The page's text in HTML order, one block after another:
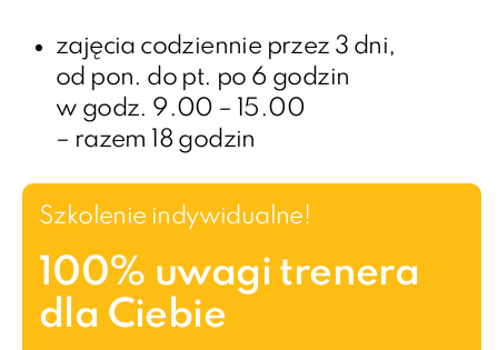
zajęcia codziennie przez 3 dni,
od pon. do pt. po 6 godzin
w godz. 9.00 – 15.00
– razem 18 godzin
Szkolenie indywidualne!
100% uwagi trenera
dla Ciebie